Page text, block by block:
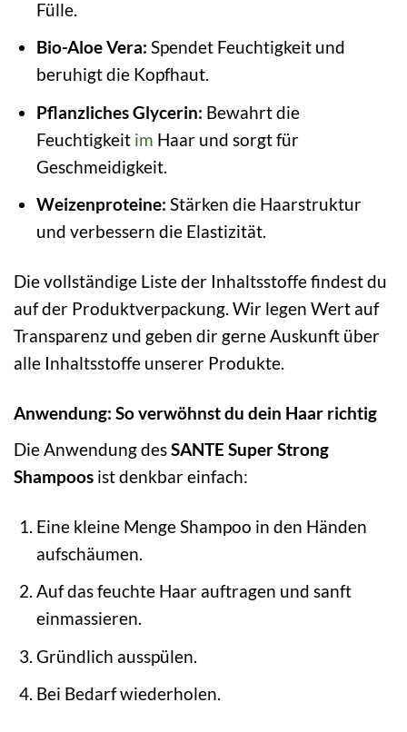
Fülle.
Bio-Aloe Vera: Spendet Feuchtigkeit und
beruhigt die Kopfhaut.
Pflanzliches Glycerin: Bewahrt die
Feuchtigkeit im Haar und sorgt für
Geschmeidigkeit.
Weizenproteine: Stärken die Haarstruktur
und verbessern die Elastizität.
Die vollständige Liste der Inhaltsstoffe findest du
auf der Produktverpackung. Wir legen Wert auf
Transparenz und geben dir gerne Auskunft über
alle Inhaltsstoffe unserer Produkte.
Anwendung: So verwöhnst du dein Haar richtig
Die Anwendung desSANTE Super Strong
Shampoos ist denkbar einfach:
Eine kleine Menge Shampoo in den Händen
aufschäumen.
Auf das feuchte Haar auftragen und sanft
einmassieren.
Gründlich ausspülen.
Bei Bedarf wiederholen.